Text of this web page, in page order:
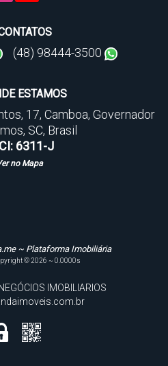
(48) 98444-3500
ESTAMOS
, 17, Camboa, Governador
, SC, Brasil
6311-J
no Mapa
~ Plataforma Imobiliária
© 2026 ~ 0.0000s
IMOBILIARIOS